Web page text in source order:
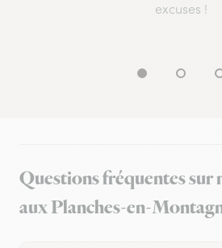
excuses !
Questions fréquentes sur
aux Planches-en-